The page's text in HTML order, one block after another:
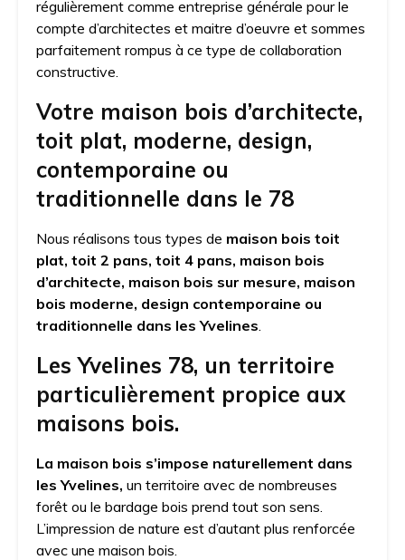
régulièrement comme entreprise générale pour le
compte d’architectes et maitre d’oeuvre et sommes
parfaitement rompus à ce type de collaboration
constructive.
Votre maison bois d’architecte,
toit plat, moderne, design,
contemporaine ou
traditionnelle dans le 78
Nous réalisons tous types de maison bois toit
plat, toit 2 pans, toit 4 pans, maison bois
d’architecte, maison bois sur mesure, maison
bois moderne, design contemporaine ou
traditionnelle dans les Yvelines
Les Yvelines 78, un territoire
particulièrement propice aux
maisons bois.
La maison bois s’impose naturellement dans
les Yvelines, un territoire avec de nombreuses
forêt ou le bardage bois prend tout son sens.
L’impression de nature est d’autant plus renforcée
avec une maison bois.